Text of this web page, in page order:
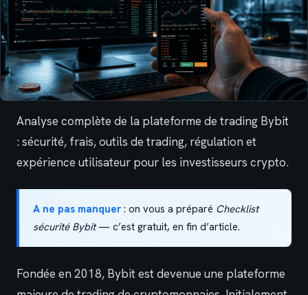
Analyse complète de la plateforme de trading Bybit
: sécurité, frais, outils de trading, régulation et
expérience utilisateur pour les investisseurs crypto.
A ne pas manquer : on vous a préparé Checklist
sécurité Bybit— c’est gratuit, en fin d’article.
Fondée en 2018, Bybit est devenue une plateforme